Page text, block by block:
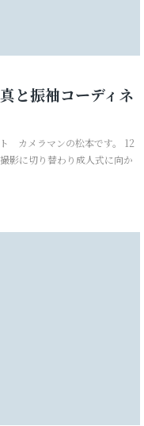
と振袖コーディネ
カメラマンの松本です。 12
影に切り替わり成人式に向か